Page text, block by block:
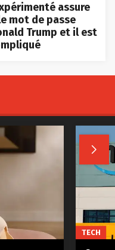
assure
mot de passe
Trump et il est

TECH